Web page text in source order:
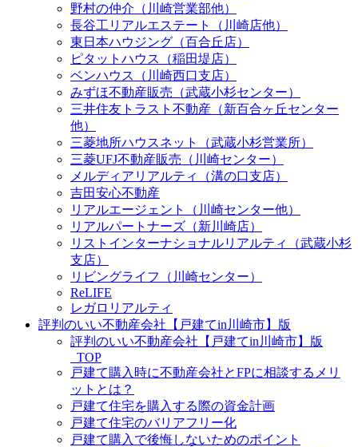
野村の仲介（川崎営業部他）
長谷工リアルエステート（川崎店他）
東日本ハウジング（百合丘店）
ピタットハウス（稲田堤店）
ベンハウス（川崎西口支店）
みずほ不動産販売（武蔵小杉センター）
三井住友トラスト不動産（新百合ヶ丘センター
他）
三菱地所ハウスネット（武蔵小杉営業所）
三菱UFJ不動産販売（川崎センター）
メルディアリアルティ（溝の口支店）
吉田安心不動産
リアルエージェント（川崎センター他）
リアルパートナーズ（新川崎店）
リストインターナショナルリアルティ（武蔵小杉
支店）
リビングライフ（川崎センター）
ReLIFE
レガロリアルティ
評判のいい不動産会社【戸建てin川崎市】版
評判のいい不動産会社【戸建てin川崎市】版
_TOP
戸建て購入時に不動産会社とFPに相談するメリ
ットとは？
戸建て住宅を購入する際の資金計画
戸建て住宅のバリアフリー化
戸建て購入で後悔しないためのポイント